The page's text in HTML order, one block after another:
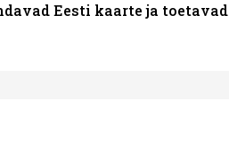
Eesti kaarte ja toetavad